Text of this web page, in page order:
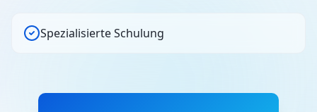
Spezialisierte Schulung